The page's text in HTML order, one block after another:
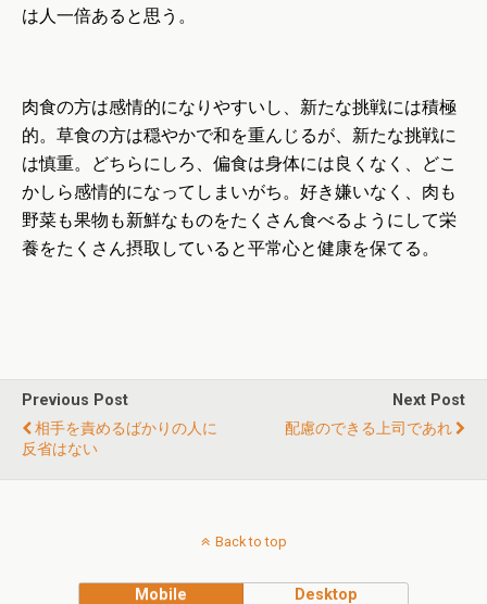
は人一倍あると思う。
肉食の方は感情的になりやすいし、新たな挑戦には積極
的。草食の方は穏やかで和を重んじるが、新たな挑戦に
は慎重。どちらにしろ、偏食は身体には良くなく、どこ
かしら感情的になってしまいがち。好き嫌いなく、肉も
野菜も果物も新鮮なものをたくさん食べるようにして栄
養をたくさん摂取していると平常心と健康を保てる。
Previous Post
相手を責めるばかりの人に
反省はない
Next Post
配慮のできる上司であれ
Back to top
Mobile Desktop